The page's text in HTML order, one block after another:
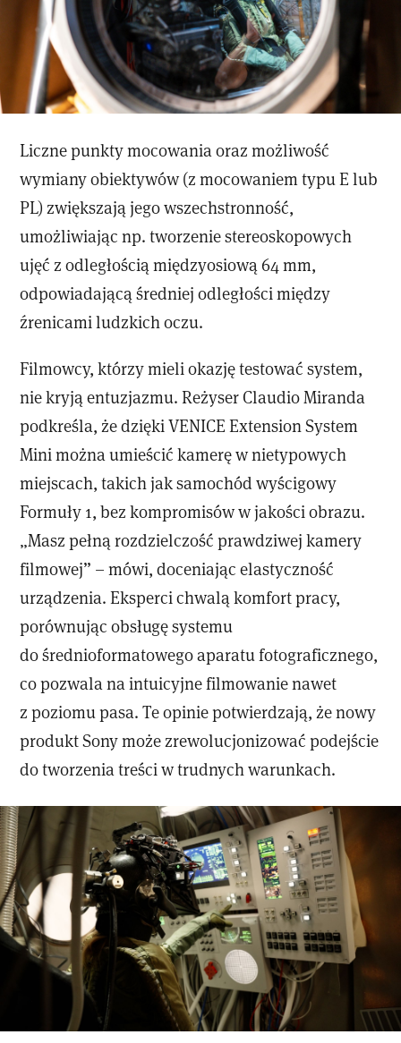
Liczne punkty mocowania oraz możliwość
wymiany obiektywów (z mocowaniem typu E lub
PL) zwiększają jego wszechstronność,
umożliwiając np. tworzenie stereoskopowych
ujęć z odległością międzyosiową 64 mm,
odpowiadającą średniej odległości między
źrenicami ludzkich oczu.
Filmowcy, którzy mieli okazję testować system,
nie kryją entuzjazmu. Reżyser Claudio Miranda
podkreśla, że dzięki VENICE Extension System
Mini można umieścić kamerę w nietypowych
miejscach, takich jak samochód wyścigowy
Formuły 1, bez kompromisów w jakości obrazu.
„Masz pełną rozdzielczość prawdziwej kamery
filmowej” – mówi, doceniając elastyczność
urządzenia. Eksperci chwalą komfort pracy,
porównując obsługę systemu
do średnioformatowego aparatu fotograficznego,
co pozwala na intuicyjne filmowanie nawet
z poziomu pasa. Te opinie potwierdzają, że nowy
produkt Sony może zrewolucjonizować podejście
do tworzenia treści w trudnych warunkach.